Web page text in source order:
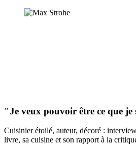
"Je veux pouvoir être ce que je
Cuisinier étoilé, auteur, décoré :
livre, sa cuisine et son rapport à la